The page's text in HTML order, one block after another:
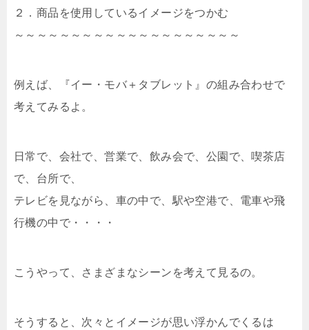
２．商品を使用しているイメージをつかむ
～～～～～～～～～～～～～～～～～～～～
例えば、『イー・モバ＋タブレット』の組み合わせで
考えてみるよ。
日常で、会社で、営業で、飲み会で、公園で、喫茶店
で、台所で、
テレビを見ながら、車の中で、駅や空港で、電車や飛
行機の中で・・・・
こうやって、さまざまなシーンを考えて見るの。
そうすると、次々とイメージが思い浮かんでくるは